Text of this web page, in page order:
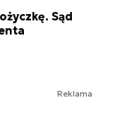
Sąd
Reklama